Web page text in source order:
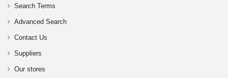
Search Terms
Advanced Search
Contact Us
Suppliers
Our stores